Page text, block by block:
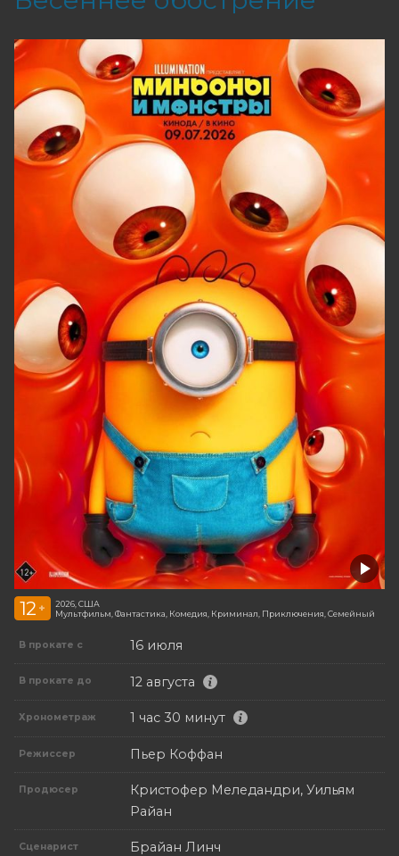
12 +
2026, США
Мультфильм, Фантастика, Комедия, Криминал, Приключения, Семейный
В прокате с 16 июля
В прокате до 12 августа
Хронометраж 1 час 30 минут
Режиссер Пьер Коффан
Продюсер
Кристофер Меледандри, Уильям
Райан
Сценарист Брайан Линч